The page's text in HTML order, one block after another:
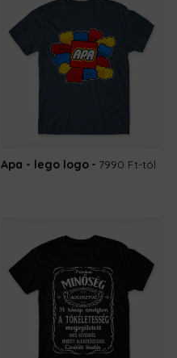
Apa - lego logo 7990 Ft-tól